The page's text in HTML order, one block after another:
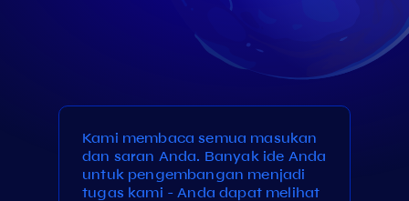
Kami membaca semua masukan
dan saran Anda. Banyak ide Anda
untuk pengembangan menjadi
tugas kami - Anda dapat melihat